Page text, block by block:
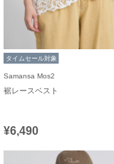
タイムセール対象
Samansa Mos2
裾レースベスト
¥6,490